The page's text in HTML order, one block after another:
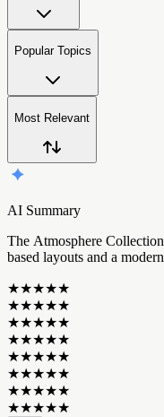
Popular Topics
Most Relevant
AI Summary
The Atmosphere Collection
based layouts and a modern
★★★★★
★★★★★
★★★★★
★★★★★
★★★★★
★★★★★
★★★★★
★★★★★